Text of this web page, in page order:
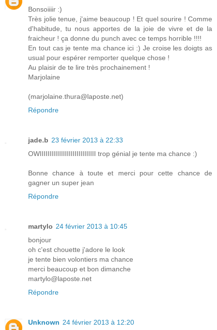
Bonsoiiiir :)
Très jolie tenue, j'aime beaucoup ! Et quel sourire ! Comme
d'habitude, tu nous apportes de la joie de vivre et de la
fraicheur ! ça donne du punch avec ce temps horrible !!!!
En tout cas je tente ma chance ici :) Je croise les doigts as
usual pour espérer remporter quelque chose !
Au plaisir de te lire très prochainement !
Marjolaine
(marjolaine.thura@laposte.net)
Répondre
jade.b 23 février 2013 à 22:33
OWIIIIIIIIIIIIIIIIIIIIIIIIIIIII trop génial je tente ma chance :)
Bonne chance à toute et merci pour cette chance de
gagner un super jean
Répondre
martylo 24 février 2013 à 10:45
bonjour
oh c'est chouette j'adore le look
je tente bien volontiers ma chance
merci beaucoup et bon dimanche
martylo@laposte.net
Répondre
Unknown 24 février 2013 à 12:20